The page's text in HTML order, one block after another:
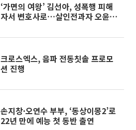
‘가면의 여왕’ 김선아, 성폭행 피해
자서 변호사로…살인전과자 오윤아
크로스엑스, 음파 전동칫솔 프로모
션 진행
손지창·오연수 부부, ‘동상이몽2’로
22년 만에 예능 첫 동반 출연